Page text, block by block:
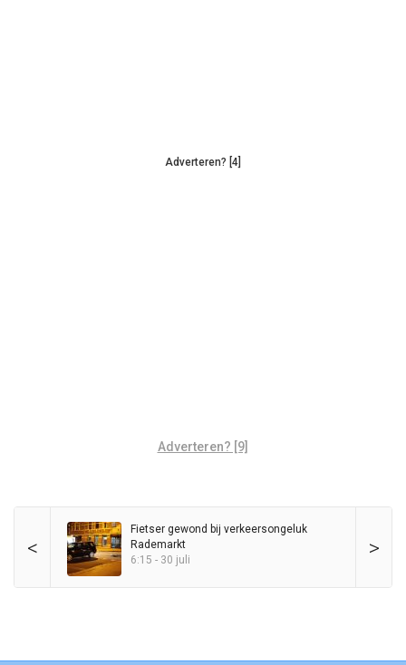
Adverteren? [4]
Adverteren? [9]
< >
Fietser gewond bij verkeersongeluk
Rademarkt
6:15 - 30 juli